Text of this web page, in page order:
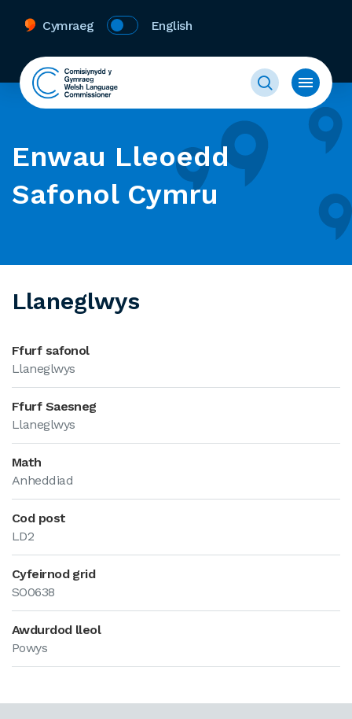
Cymraeg English
Enwau Lleoedd
Safonol Cymru
Llaneglwys
Ffurf safonol
Llaneglwys
Ffurf Saesneg
Llaneglwys
Math
Anheddiad
Cod post
LD2
Cyfeirnod grid
SO0638
Awdurdod lleol
Powys